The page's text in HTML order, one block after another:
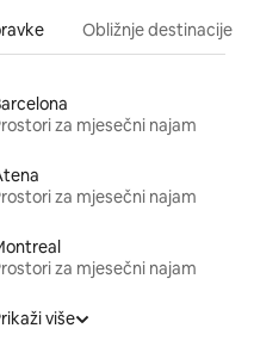
Obližnje destinacije
za mjesečni najam
za mjesečni najam
za mjesečni najam
više